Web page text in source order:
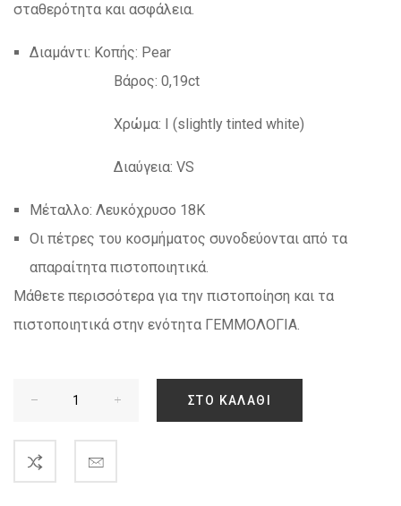
σταθερότητα και ασφάλεια.
Διαμάντι: Κοπής: Pear
Βάρος: 0,19ct
Χρώμα: I (slightly tinted white)
Διαύγεια: VS
Μέταλλο: Λευκόχρυσο 18Κ
Οι πέτρες του κοσμήματος συνοδεύονται από τα
απαραίτητα πιστοποιητικά.
Μάθετε περισσότερα για την πιστοποίηση και τα
πιστοποιητικά στην ενότητα ΓΕΜΜΟΛΟΓΙΑ.
ΣΤΟ ΚΑΛΆΘΙ